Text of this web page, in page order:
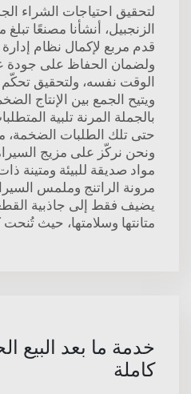
لتحقيق احتياجات الشراء
قدم مربع لإكمال نظام إدارة
ولضمان الحفاظ على جودة
الوقت نفسه، ولتحقيق
ويتيح الجمع بين الإنتاج
بالجملة المرنة تلبية
حتى تلك الطلبات الضخمة،
ونحن نركّز على مزيج
مواد صديقة للبيئة ومتينة
مرونة الراتنج وملمس
يضيف فقط إلى جاذبية
متانتها وسلامتها، حيث
خدمة ما بعد البيع
كاملة